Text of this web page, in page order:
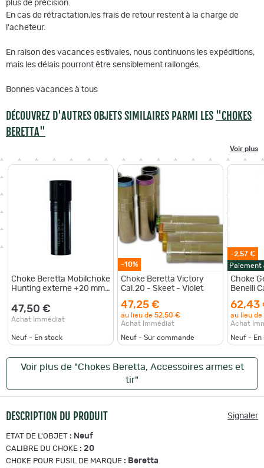
plus de précision.
En cas de rétractation,les frais de retour restent à la charge de
l'acheteur.
En raison des vacances estivales, nous continuons les expéditions,
mais les délais pourront être sensiblement rallongés.
Bonnes vacances à tous
DÉCOUVREZ D'AUTRES OBJETS SIMILAIRES PARMI LES "CHOKES
BERETTA"
Voir plus
Choke Beretta Mobilchoke
Hunting externe +20 mm
47,50 €
Achat Immédiat
Neuf - En stock
-10%
Choke Beretta Victory
Cal.20 - Skeet - Violet
47,25 €
au lieu de 52,50 €
Achat Immédiat
Neuf - Sur commande
-2,57 €
Paiement
Choke
Benelli
62,43
au lieu de
Achat
Neuf - En
Voir plus de "Chokes Beretta, Accessoires armes et
tir"
DESCRIPTION DU PRODUIT Signaler
ETAT DE L'OBJET : Neuf
CALIBRE DU CHOKE : 20
CHOKE POUR FUSIL DE MARQUE : Beretta